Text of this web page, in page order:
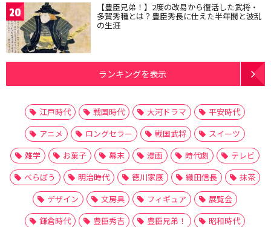
20 【豊臣兄弟！】2度の改易から復活した武将・
多賀秀種とは？豊臣秀長に仕えた半年間と波乱
の生涯
ランキングを表示
江戸時代 戦国時代 大河ドラマ
平安時代
アニメ
ロングセラー 戦国武将
スイーツ
雑学
お菓子 幕末 漫画 時代劇
テレビ
べらぼう
明治時代 徳川家康 織田信長
抹茶
デザイン
文房具 フィギュア
展覧会
鎌倉時代
豊臣秀吉 豊臣兄弟！
昭和時代